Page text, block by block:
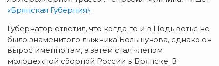
«Брянская Губерния».
Губернатор ответил, что когда-то и в Подывотье не
было знаменитого лыжника Большунова, однако он
вырос именно там, а затем стал членом
молодежной сборной России в Брянске. В